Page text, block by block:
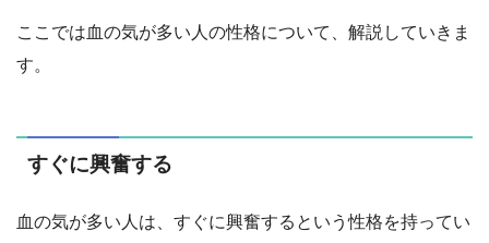
ここでは血の気が多い人の性格について、解説していきま
す。
すぐに興奮する
血の気が多い人は、すぐに興奮するという性格を持ってい